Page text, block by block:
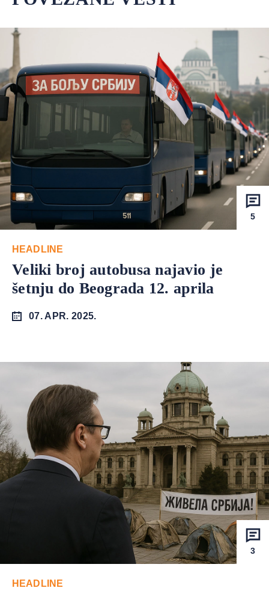
5
HEADLINE
Veliki broj autobusa najavio je
šetnju do Beograda 12. aprila
07. APR. 2025.
3
HEADLINE